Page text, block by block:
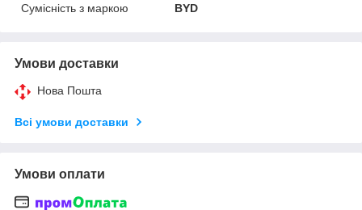
Сумісність з маркою
BYD
Умови доставки
Нова Пошта
Всі умови доставки
Умови оплати